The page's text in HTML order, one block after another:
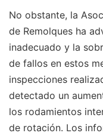
No obstante, la
de Remolques ha
inadecuado y la
de fallos en estos
inspecciones
detectado un
los rodamientos
de rotación. Los